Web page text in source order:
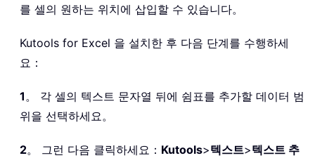
를 셀의 원하는 위치에 삽입할 수 있습니다。
Kutools for Excel 을 설치한 후 다음 단계를 수행하세
요：
1 。 각 셀의 텍스트 문자열 뒤에 쉼표를 추가할 데이터 범
위을 선택하세요。
2。 그런 다음 클릭하세요： Kutools>텍스트>텍스트 추